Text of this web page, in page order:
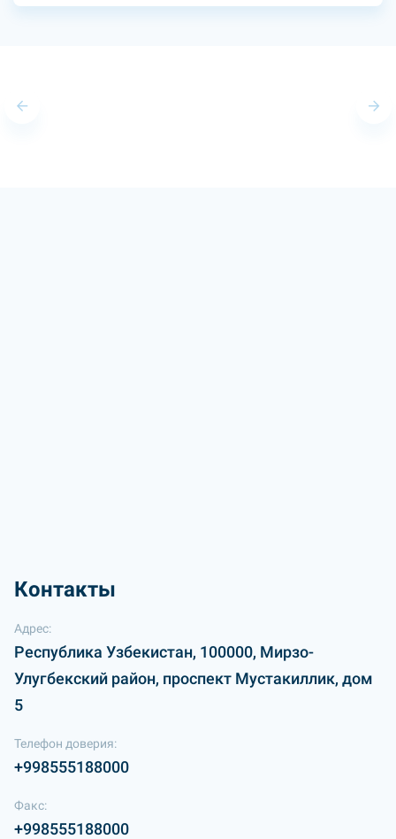
Контакты
Адрес:
Республика Узбекистан, 100000, Мирзо-
Улугбекский район, проспект Мустакиллик, дом
5
Телефон доверия:
+998555188000
Факс:
+998555188000